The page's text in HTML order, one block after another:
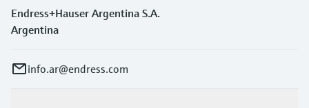
Endress+Hauser Argentina S.A.
Argentina
info.ar@endress.com